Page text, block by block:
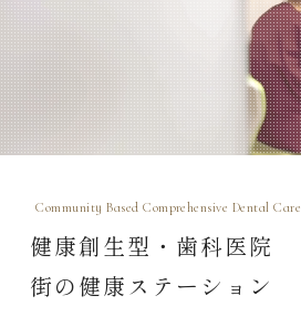
Community BasedComprehensive Dental Care
健康創生型・歯科医院
街の健康ステーション